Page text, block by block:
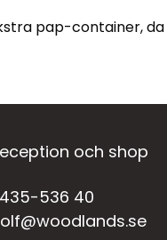
pap-container,
och shop
536 40